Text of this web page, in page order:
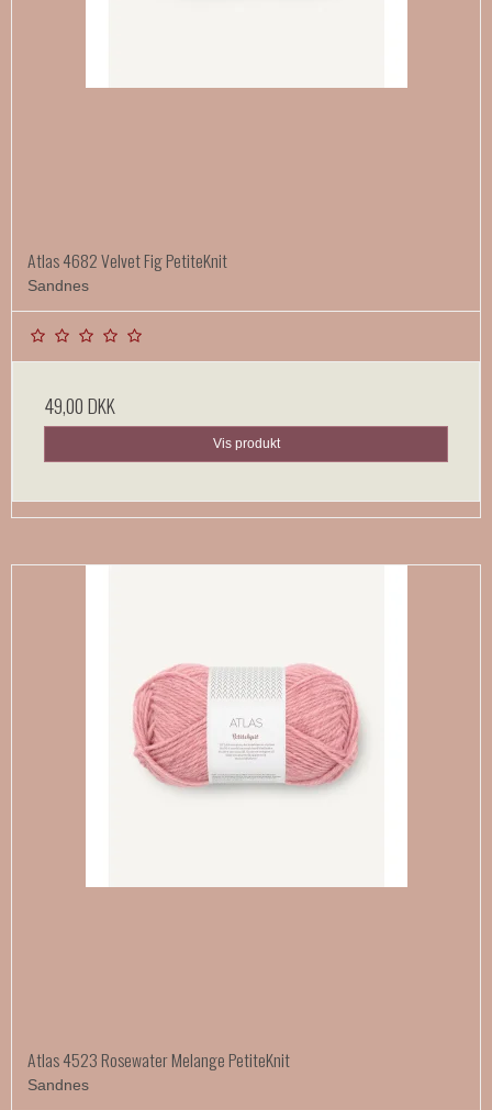
Atlas 4682 Velvet Fig PetiteKnit
Sandnes
49,00 DKK
Vis produkt
Atlas 4523 Rosewater Melange PetiteKnit
Sandnes